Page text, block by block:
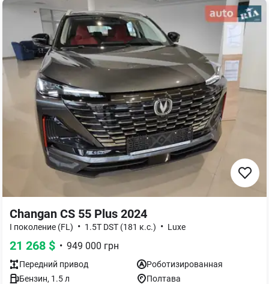
Changan CS 55 Plus 2024
I поколение (FL) • 1.5T DST (181 к.с.) • Luxe
21 268 $ • 949 000 грн
Передний привод
Роботизированная
Бензин, 1.5л Полтава